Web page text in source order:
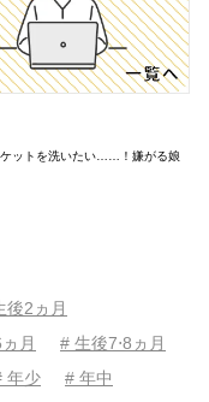
後2ヵ月
月
# 生後7⋅8ヵ月
年少
# 年中